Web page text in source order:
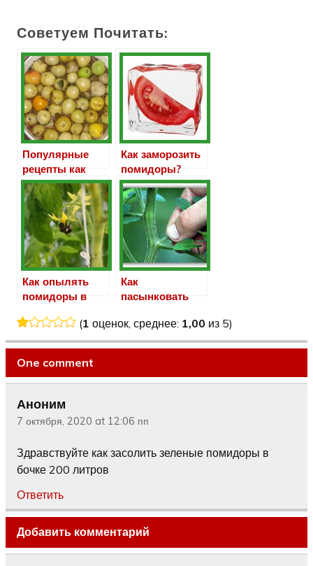
Советуем Почитать:
Популярные
рецепты как
засолить
зеленые
помидоры в
кастрюле
Как заморозить
помидоры?
Как опылять
помидоры в
Как
пасынковать
(1 оценок, среднее: 1,00 из 5)
One comment
Аноним
7 октября, 2020 at 12:06 пп
Здравствуйте как засолить зеленые помидоры в
бочке 200 литров
Ответить
Добавить комментарий